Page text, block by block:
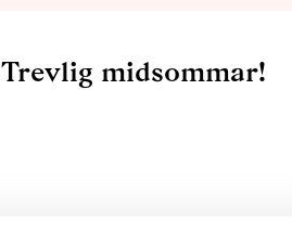
Trevlig midsommar!